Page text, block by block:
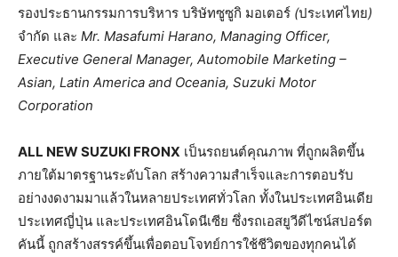
รองประธานกรรมการบริหาร บริษัทซูซูกิ มอเตอร์ (ประเทศไทย)
จำกัด และ Mr. Masafumi Harano, Managing Officer,
Executive General Manager, Automobile Marketing –
Asian, Latin America and Oceania, Suzuki Motor
Corporation
ALL NEW SUZUKI FRONX เป็นรถยนต์คุณภาพ ที่ถูกผลิตขึ้น
ภายใต้มาตรฐานระดับโลก สร้างความสำเร็จและการตอบรับ
อย่างงดงามมาแล้วในหลายประเทศทั่วโลก ทั้งในประเทศอินเดีย
ประเทศญี่ปุ่น และประเทศอินโดนีเซีย ซึ่งรถเอสยูวีดีไซน์สปอร์ต
คันนี้ ถูกสร้างสรรค์ขึ้นเพื่อตอบโจทย์การใช้ชีวิตของทุกคนได้